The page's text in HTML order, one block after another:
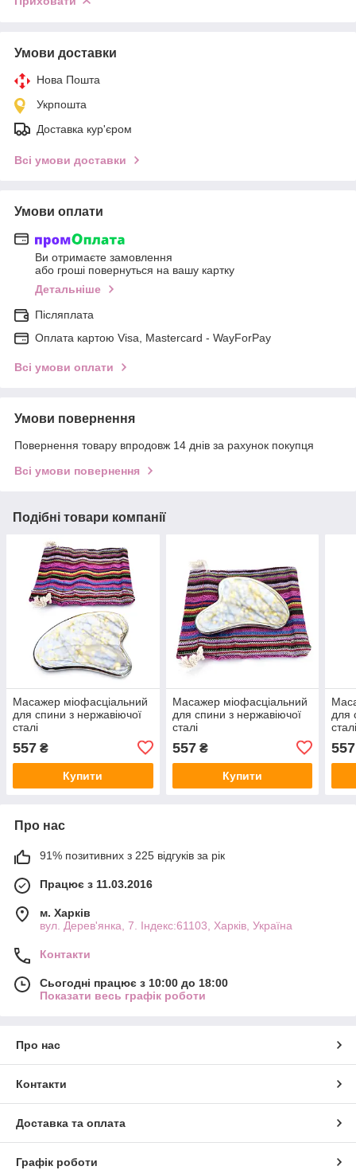
Умови доставки
Нова Пошта
Укрпошта
Доставка кур'єром
Всі умови доставки
Умови оплати
Ви отримаєте замовлення
або гроші повернуться на вашу картку
Детальніше
Післяплата
Оплата картою Visa, Mastercard - WayForPay
Всі умови оплати
Умови повернення
Повернення товару впродовж 14 днів за рахунок покупця
Всі умови повернення
Подібні товари компанії
Масажер міофасціальний
для спини з нержавіючої
сталі
557 ₴
Купити
Масажер міофасціальний
для спини з нержавіючої
сталі
557₴
Купити
для
557
Про нас
91% позитивних з 225 відгуків за рік
Працює з 11.03.2016
м. Харків
вул. Дерев'янка, 7. Індекс:61103, Харків, Україна
Контакти
Сьогодні працює з 10:00 до 18:00
Показати весь графік роботи
Про нас
Контакти
Доставка та оплата
Графік роботи